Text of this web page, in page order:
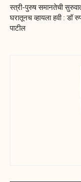
स्त्री-पुरुष समानतेची
घरातूनच व्हायला हवी : डॉ
पाटील